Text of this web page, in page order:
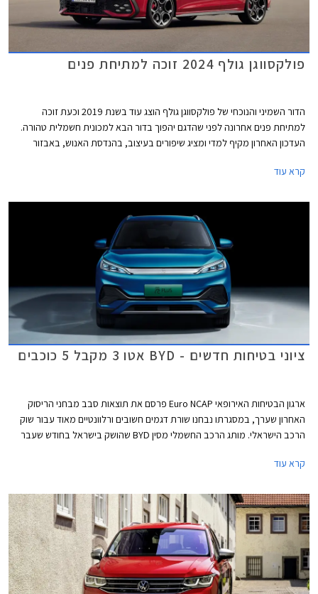
פולקסווגן גולף 2024 זוכה למתיחת פנים
הדור השמיני והנוכחי של פולקסווגן גולף הוצג עוד בשנת 2019 וכעת זוכה
למתיחת פנים אחרונה לפני שהדגם יהפוך בדור הבא למכונית חשמלית טהורה.
העדכון האחרון מקיף למדי ומציג שיפורים בעיצוב, בהנדסת האנוש, באבזור
מוותרת על תיבת ההילוכים הידנית עקב תקנות זיהום האוויר המחמירות בתקן
קרא עוד
ציוני בטיחות חדשים - BYD אטו 3 מקבל 5 כוכבים
ארגון הבטיחות האירופאי Euro NCAP פרסם את תוצאות סבב מבחני הריסוק
האחרון שערך, במסגרתו נבחנו שורת דגמים חשובים ורלוונטיים מאוד עבור שוק
הרכב הישראלי. מותג הרכב החשמלי מסין BYD שהושק בישראל בחודש שעבר
קרא עוד